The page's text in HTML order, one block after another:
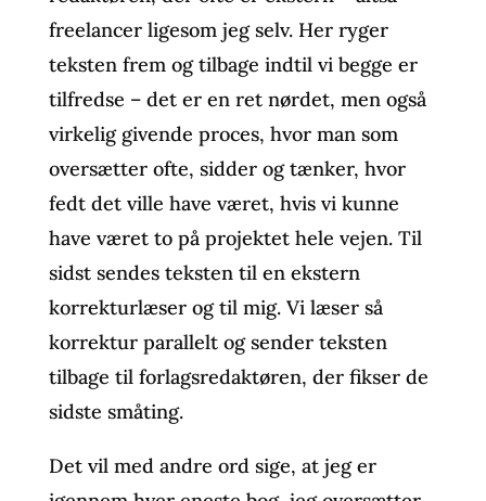
freelancer ligesom jeg selv. Her ryger
teksten frem og tilbage indtil vi begge er
tilfredse – det er en ret nørdet, men også
virkelig givende proces, hvor man som
oversætter ofte, sidder og tænker, hvor
fedt det ville have været, hvis vi kunne
have været to på projektet hele vejen. Til
sidst sendes teksten til en ekstern
korrekturlæser og til mig. Vi læser så
korrektur parallelt og sender teksten
tilbage til forlagsredaktøren, der fikser de
sidste småting.
Det vil med andre ord sige, at jeg er